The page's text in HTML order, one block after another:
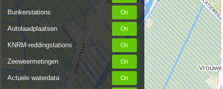
Bunkerstations
Autolaadplaatsen
KNRM-reddingstations
Zeeweermetingen
Actuele waterdata